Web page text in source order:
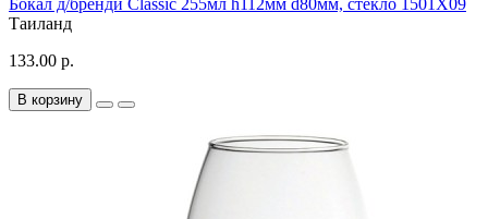
Таиланд
133.00 р.
В корзину